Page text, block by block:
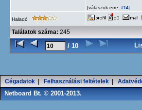
[válaszok erre: #14]
Haladó
Találatok száma: 245
/ 10
Cégadatok Felhasználási feltételek
Netboard Bt. © 2001-2013.